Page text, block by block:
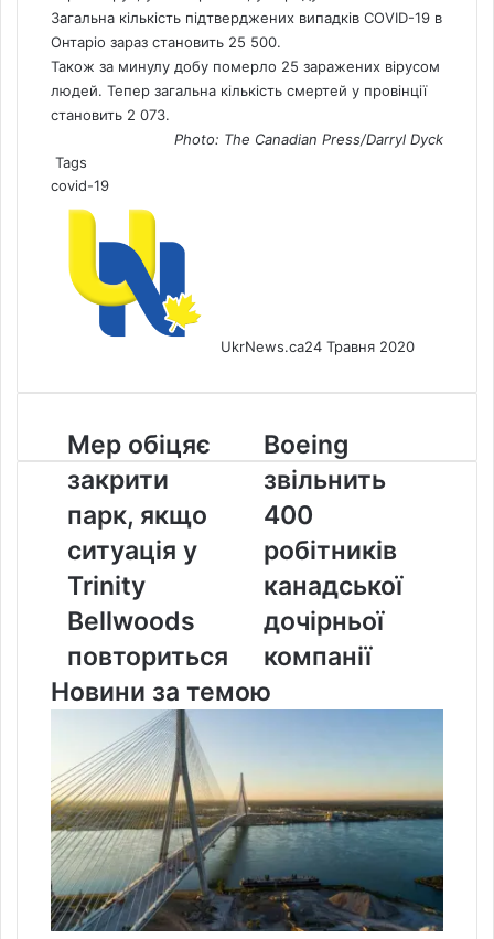
Загальна кількість підтверджених випадків COVID-19 в
Онтаріо зараз становить 25 500.
Також за минулу добу померло 25 заражених вірусом
людей. Тепер загальна кількість смертей у провінції
становить 2 073.
Photo: The Canadian Press/Darryl Dyck
Tags
covid-19
UkrNews.ca24 Травня 2020
Мер
обіцяє
закрити
парк,
якщо
ситуація
у
Trinity
Bellwoods
Мер обіцяє
закрити
парк, якщо
ситуація у
Trinity
Bellwoods
повториться
Boeing
звільнить
400
робітників
канадської
дочірньої
компанії
Boeing
звільнить
400
робітників
канадської
дочірньої
компанії
Новини за темою